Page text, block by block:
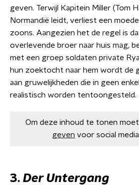
geven. Terwijl Kapitein Miller (Tom
Normandië leidt, verliest een
zoons. Aangezien het de regel is
overlevende broer naar huis mag,
met een groep soldaten private
hun zoektocht naar hem wordt de
aan gruwelijkheden die in geen
realistisch worden tentoongesteld.
Om deze inhoud te tonen
geven voor social
3. Der Untergang